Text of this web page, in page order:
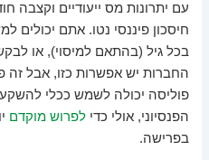
עם יתרונות מס ייעודיים וקצבה
חיסכון פיננסי נטו. אתם
בכל גיל (בהתאם למיסוי), או
החברות יש אפשרות כזו, אבל זה
פוליסה יכולה לשמש ככלי
הפנסיוני, אולי כדילפרוש מוקדם
בפרישה.